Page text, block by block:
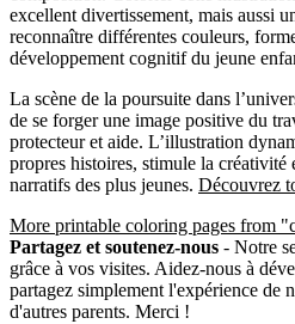
excellent divertissement, mais aussi
reconnaître différentes couleurs,
développement cognitif du jeune
La scène de la poursuite dans
de se forger une image positive du
protecteur et aide. L’illustration
propres histoires, stimule la créativité
narratifs des plus jeunes. Découvrez
More printable coloring pages from
Partagez et soutenez-nous - Notre
grâce à vos visites. Aidez-nous à
partagez simplement l'expérience de
d'autres parents. Merci !